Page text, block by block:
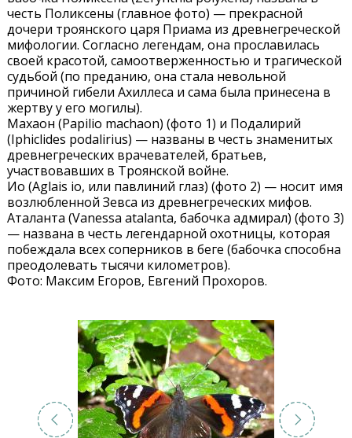
честь Поликсены (главное фото) — прекрасной
дочери троянского царя Приама из древнегреческой
мифологии. Согласно легендам, она прославилась
своей красотой, самоотверженностью и трагической
судьбой (по преданию, она стала невольной
причиной гибели Ахиллеса и сама была принесена в
жертву у его могилы).
Махаон (Papilio machaon) (фото 1) и Подалирий
(Iphiclides podalirius) — названы в честь знаменитых
древнегреческих врачевателей, братьев,
участвовавших в Троянской войне.
Ио (Aglais io, или павлиний глаз) (фото 2) — носит имя
возлюбленной Зевса из древнегреческих мифов.
Аталанта (Vanessa atalanta, бабочка адмирал) (фото 3)
— названа в честь легендарной охотницы, которая
побеждала всех соперников в беге (бабочка способна
преодолевать тысячи километров).
Фото: Максим Егоров, Евгений Прохоров.